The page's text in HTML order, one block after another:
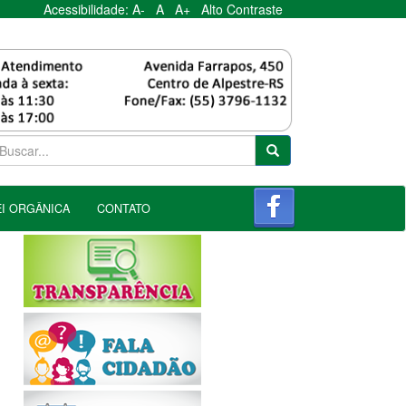
Acessibilidade:A- A A+ Alto Contraste
ORGÂNICA CONTATO